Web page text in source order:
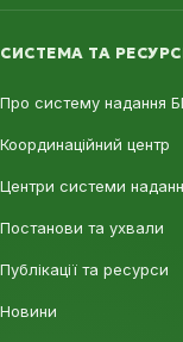
СИСТЕМА ТА
Про систему надання
Координаційний центр
Центри системи
Постанови та ухвали
Публікації та ресурси
Новини